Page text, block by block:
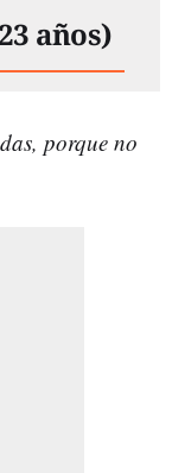
años)
porque no